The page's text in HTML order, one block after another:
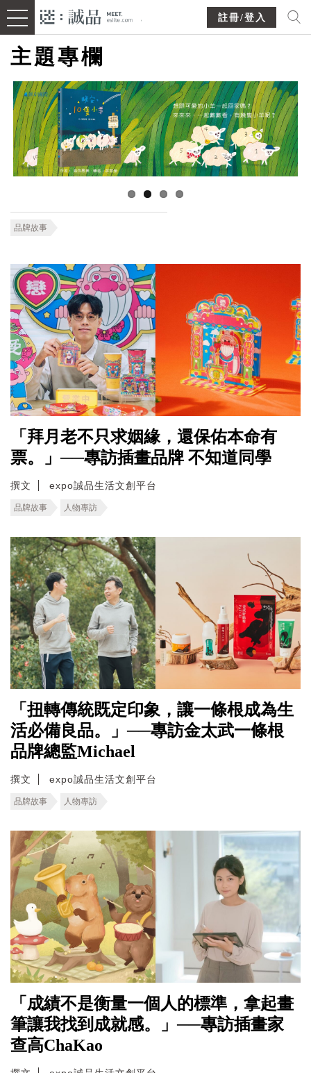
註冊/登入
主題專欄
品牌故事
「拜月老不只求姻緣，還保佑本命有
票。」──專訪插畫品牌 不知道同學
撰文 expo誠品生活文創平台
品牌故事 人物專訪
「扭轉傳統既定印象，讓一條根成為生
活必備良品。」──專訪金太武一條根
品牌總監Michael
撰文 expo誠品生活文創平台
品牌故事 人物專訪
「成績不是衡量一個人的標準，拿起畫
筆讓我找到成就感。」──專訪插畫家
查高ChaKao